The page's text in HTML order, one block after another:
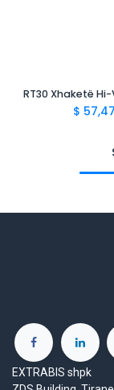
RT30 Xhaketë
$ 57,47
EXTRABIS shpk